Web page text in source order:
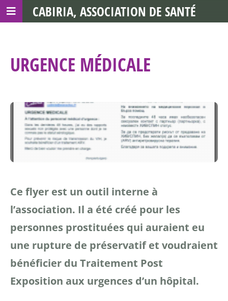
URGENCE MÉDICALE
Ce flyer est un outil interne à
l’association. Il a été créé pour les
personnes prostituées qui auraient eu
une rupture de préservatif et voudraient
bénéficier du Traitement Post
Exposition aux urgences d’un hôpital.
CABIRIA, ASSOCIATION DE SANTÉ